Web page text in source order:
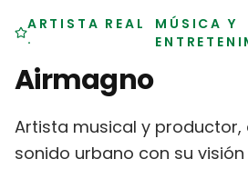
ARTISTA REAL
·
MÚSICA Y
Airmagno
Artista musical y productor,
sonido urbano con su